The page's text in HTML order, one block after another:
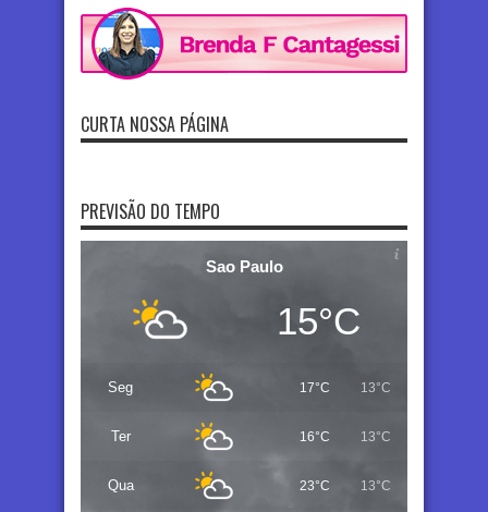
CURTA NOSSA PÁGINA
PREVISÃO DO TEMPO
Sao Paulo
15°C
Seg 17°C 13°C
Ter 16°C 13°C
Qua 23°C 13°C